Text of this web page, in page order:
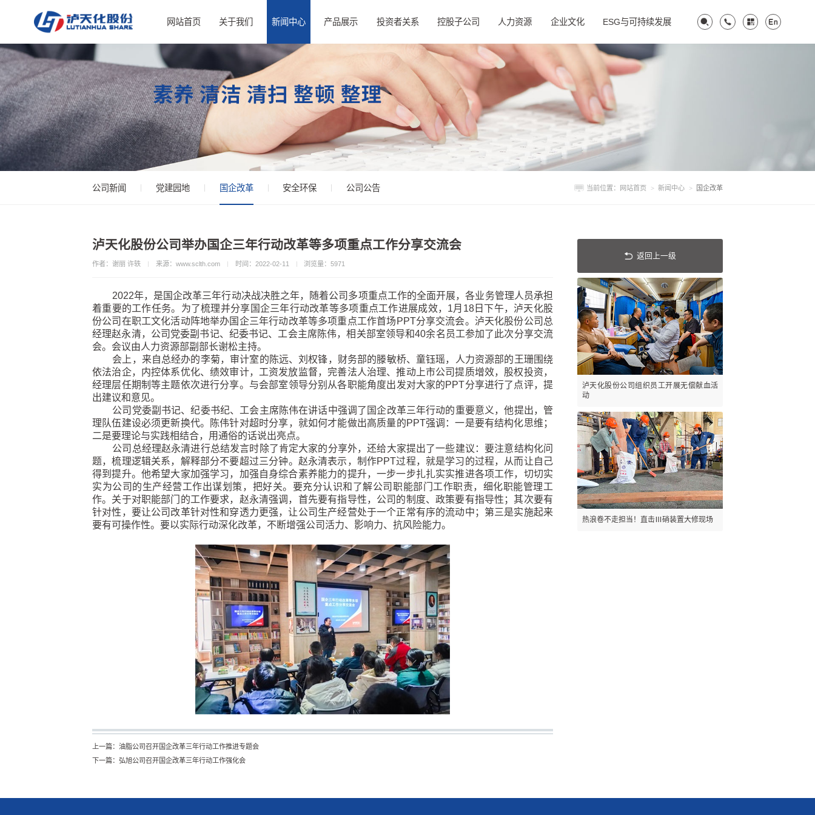
网站首页 关于我们 新闻中心 产品展示 投资者关系 控股子公司 人力资源 企业文化 ESG与可持续发展
公司新闻 党建园地 国企改革 安全环保 公司公告 当前位置： 网站首页 > 新闻中心 > 国企改革
泸天化股份公司举办国企三年行动改革等多项重点工作分享交流会
作者：谢丽 许轶 来源：www.sclth.com 时间：2022-02-11 浏览量：5971
2022年，是国企改革三年行动决战决胜之年，随着公司多项重点工作的全面开展，各业务管理人员承担
着重要的工作任务。为了梳理并分享国企三年行动改革等多项重点工作进展成效，1月18日下午，泸天化股
份公司在职工文化活动阵地举办国企三年行动改革等多项重点工作首场PPT分享交流会。泸天化股份公司总
经理赵永清，公司党委副书记、纪委书记、工会主席陈伟，相关部室领导和40余名员工参加了此次分享交流
会。会议由人力资源部副部长谢松主持。
会上，来自总经办的李菊，审计室的陈远、刘权锋，财务部的滕敏桥、童钰瑶，人力资源部的王珊围绕
依法治企，内控体系优化、绩效审计，工资发放监督，完善法人治理、推动上市公司提质增效，股权投资，
经理层任期制等主题依次进行分享。与会部室领导分别从各职能角度出发对大家的PPT分享进行了点评，提
出建议和意见。
公司党委副书记、纪委书纪、工会主席陈伟在讲话中强调了国企改革三年行动的重要意义，他提出，管
理队伍建设必须更新换代。陈伟针对超时分享，就如何才能做出高质量的PPT强调：一是要有结构化思维；
二是要理论与实践相结合，用通俗的话说出亮点。
公司总经理赵永清进行总结发言时除了肯定大家的分享外，还给大家提出了一些建议：要注意结构化问
题，梳理逻辑关系，解释部分不要超过三分钟。赵永清表示，制作PPT过程，就是学习的过程，从而让自己
得到提升。他希望大家加强学习，加强自身综合素养能力的提升，一步一步扎扎实实推进各项工作，切切实
实为公司的生产经营工作出谋划策，把好关。要充分认识和了解公司职能部门工作职责，细化职能管理工
作。关于对职能部门的工作要求，赵永清强调，首先要有指导性，公司的制度、政策要有指导性；其次要有
针对性，要让公司改革针对性和穿透力更强，让公司生产经营处于一个正常有序的流动中；第三是实施起来
要有可操作性。要以实际行动深化改革，不断增强公司活力、影响力、抗风险能力。
上一篇： 油脂公司召开国企改革三年行动工作推进专题会
下一篇： 弘旭公司召开国企改革三年行动工作强化会
返回上一级
泸天化股份公司组织员工开展无偿献血活
动
热浪卷不走担当！直击Ⅲ硝装置大修现场